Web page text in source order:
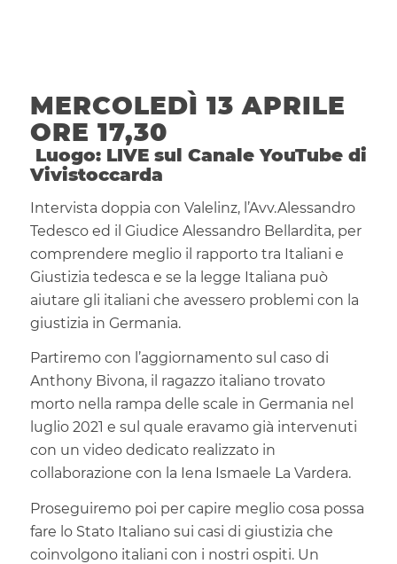
MERCOLEDÌ 13 APRILE
ORE 17,30
Luogo: LIVE sul Canale YouTube di
Vivistoccarda
Intervista doppia con Valelinz, l’Avv.Alessandro
Tedesco ed il Giudice Alessandro Bellardita, per
comprendere meglio il rapporto tra Italiani e
Giustizia tedesca e se la legge Italiana può
aiutare gli italiani che avessero problemi con la
giustizia in Germania.
Partiremo con l’aggiornamento sul caso di
Anthony Bivona, il ragazzo italiano trovato
morto nella rampa delle scale in Germania nel
luglio 2021 e sul quale eravamo già intervenuti
con un video dedicato realizzato in
collaborazione con la Iena Ismaele La Vardera.
Proseguiremo poi per capire meglio cosa possa
fare lo Stato Italiano sui casi di giustizia che
coinvolgono italiani con i nostri ospiti. Un